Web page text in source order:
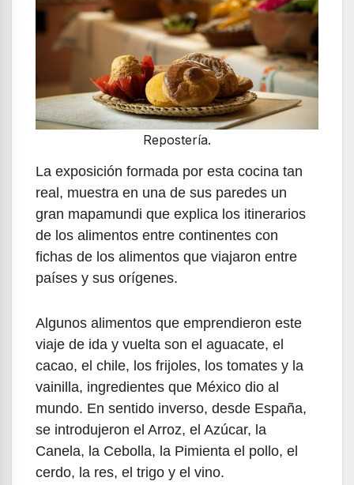
Repostería.
La exposición formada por esta cocina tan
real, muestra en una de sus paredes un
gran mapamundi que explica los itinerarios
de los alimentos entre continentes con
fichas de los alimentos que viajaron entre
países y sus orígenes.
Algunos alimentos que emprendieron este
viaje de ida y vuelta son el aguacate, el
cacao, el chile, los frijoles, los tomates y la
vainilla, ingredientes que México dio al
mundo. En sentido inverso, desde España,
se introdujeron el Arroz, el Azúcar, la
Canela, la Cebolla, la Pimienta el pollo, el
cerdo, la res, el trigo y el vino.